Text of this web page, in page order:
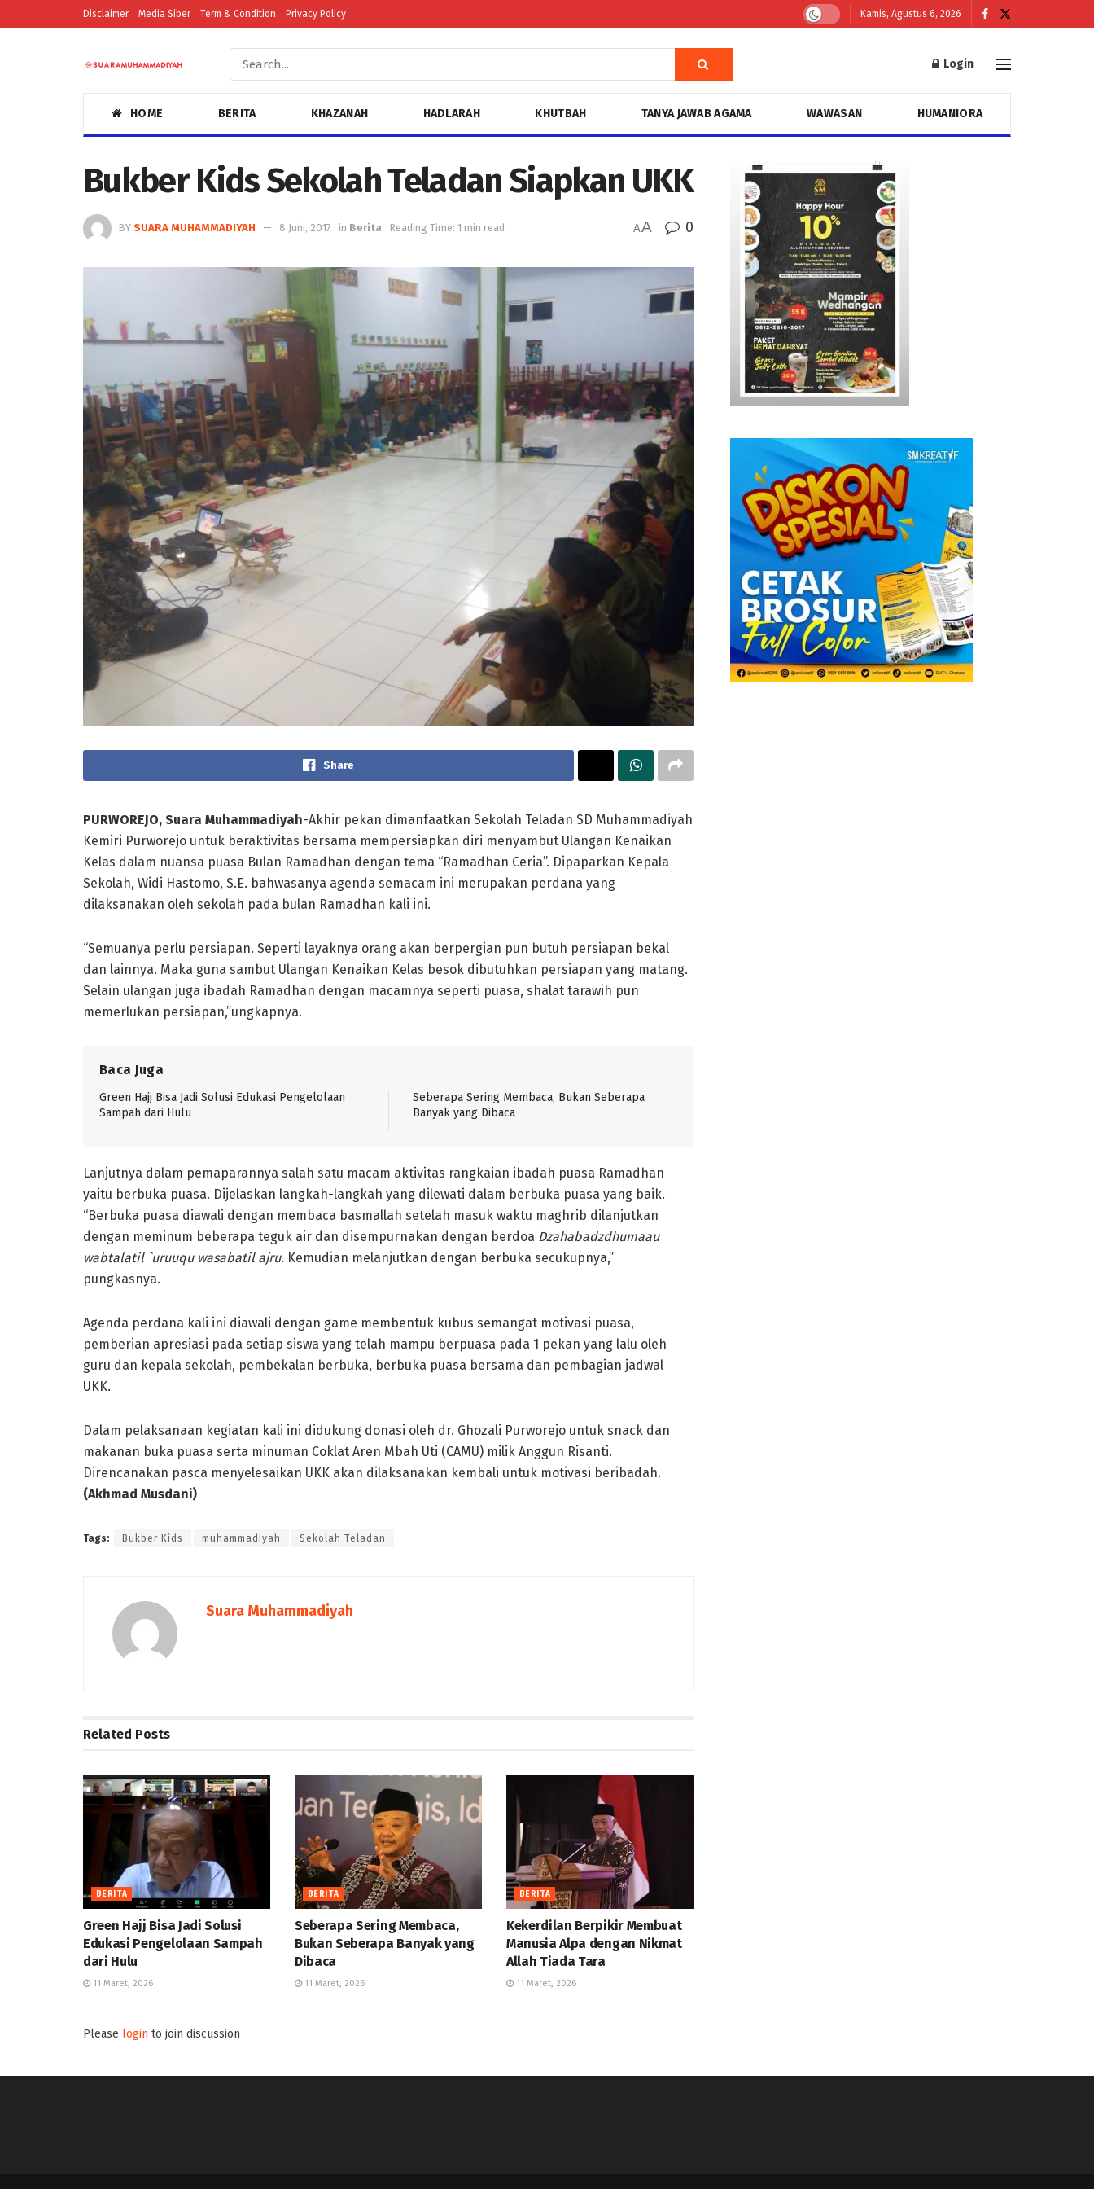
Disclaimer Media Siber Term & Condition Privacy Policy Kamis, Agustus 6, 2026
Login
HOME BERITA KHAZANAH HADLARAH KHUTBAH TANYA JAWAB AGAMA WAWASAN HUMANIORA
Bukber Kids Sekolah Teladan Siapkan UKK
BY SUARA MUHAMMADIYAH 8 Juni, 2017 in Berita Reading Time: 1 min read AA 0
Share
PURWOREJO, Suara Muhammadiyah-Akhir pekan dimanfaatkan Sekolah Teladan SD Muhammadiyah
Kemiri Purworejo untuk beraktivitas bersama mempersiapkan diri menyambut Ulangan Kenaikan
Kelas dalam nuansa puasa Bulan Ramadhan dengan tema “Ramadhan Ceria”. Dipaparkan Kepala
Sekolah, Widi Hastomo, S.E. bahwasanya agenda semacam ini merupakan perdana yang
dilaksanakan oleh sekolah pada bulan Ramadhan kali ini.
“Semuanya perlu persiapan. Seperti layaknya orang akan berpergian pun butuh persiapan bekal
dan lainnya. Maka guna sambut Ulangan Kenaikan Kelas besok dibutuhkan persiapan yang matang.
Selain ulangan juga ibadah Ramadhan dengan macamnya seperti puasa, shalat tarawih pun
memerlukan persiapan,”ungkapnya.
Baca Juga
Green Hajj Bisa Jadi Solusi Edukasi Pengelolaan
Sampah dari Hulu
Seberapa Sering Membaca, Bukan Seberapa
Banyak yang Dibaca
Lanjutnya dalam pemaparannya salah satu macam aktivitas rangkaian ibadah puasa Ramadhan
yaitu berbuka puasa. Dijelaskan langkah-langkah yang dilewati dalam berbuka puasa yang baik.
“Berbuka puasa diawali dengan membaca basmallah setelah masuk waktu maghrib dilanjutkan
dengan meminum beberapa teguk air dan disempurnakan dengan berdoa Dzahabadzdhumaau
wabtalatil `uruuqu wasabatil ajru. Kemudian melanjutkan dengan berbuka secukupnya,”
pungkasnya.
Agenda perdana kali ini diawali dengan game membentuk kubus semangat motivasi puasa,
pemberian apresiasi pada setiap siswa yang telah mampu berpuasa pada 1 pekan yang lalu oleh
guru dan kepala sekolah, pembekalan berbuka, berbuka puasa bersama dan pembagian jadwal
UKK.
Dalam pelaksanaan kegiatan kali ini didukung donasi oleh dr. Ghozali Purworejo untuk snack dan
makanan buka puasa serta minuman Coklat Aren Mbah Uti (CAMU) milik Anggun Risanti.
Direncanakan pasca menyelesaikan UKK akan dilaksanakan kembali untuk motivasi beribadah.
(Akhmad Musdani)
Tags: Bukber Kids muhammadiyah Sekolah Teladan
Suara Muhammadiyah
Related Posts
BERITA
Green Hajj Bisa Jadi Solusi
Edukasi Pengelolaan Sampah
dari Hulu
11 Maret, 2026
BERITA
Seberapa Sering Membaca,
Bukan Seberapa Banyak yang
Dibaca
11 Maret, 2026
BERITA
Kekerdilan Berpikir Membuat
Manusia Alpa dengan Nikmat
Allah Tiada Tara
11 Maret, 2026
Please login to join discussion